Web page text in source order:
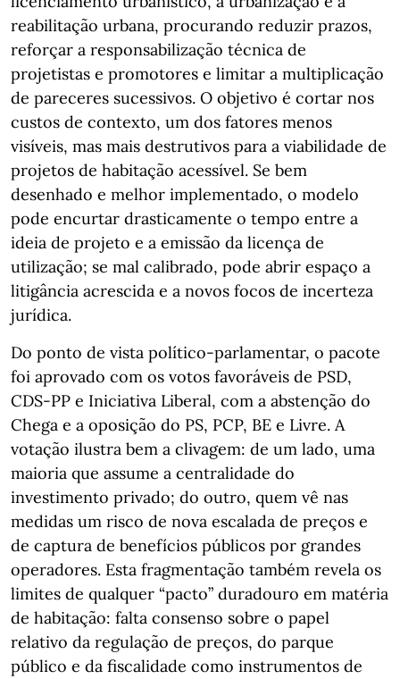
reabilitação urbana, procurando reduzir prazos,
reforçar a responsabilização técnica de
projetistas e promotores e limitar a multiplicação
de pareceres sucessivos. O objetivo é cortar nos
custos de contexto, um dos fatores menos
visíveis, mas mais destrutivos para a viabilidade de
projetos de habitação acessível. Se bem
desenhado e melhor implementado, o modelo
pode encurtar drasticamente o tempo entre a
ideia de projeto e a emissão da licença de
utilização; se mal calibrado, pode abrir espaço a
litigância acrescida e a novos focos de incerteza
jurídica.
Do ponto de vista político-parlamentar, o pacote
foi aprovado com os votos favoráveis de PSD,
CDS-PP e Iniciativa Liberal, com a abstenção do
Chega e a oposição do PS, PCP, BE e Livre. A
votação ilustra bem a clivagem: de um lado, uma
maioria que assume a centralidade do
investimento privado; do outro, quem vê nas
medidas um risco de nova escalada de preços e
de captura de benefícios públicos por grandes
operadores. Esta fragmentação também revela os
limites de qualquer “pacto” duradouro em matéria
de habitação: falta consenso sobre o papel
relativo da regulação de preços, do parque
público e da fiscalidade como instrumentos de